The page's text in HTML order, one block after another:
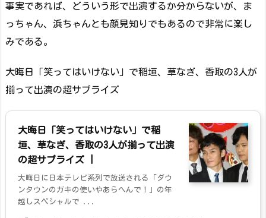
事実であれば、どういう形で出演するか分からないが、ま
っちゃん、浜ちゃんとも顔見知りでもあるので非常に楽し
みである。
大晦日「笑ってはいけない」で稲垣、草なぎ、香取の3人が
揃って出演の超サプライズ
大晦日「笑ってはいけない」で稲
垣、草なぎ、香取の3人が揃って出演
の超サプライズ |
大晦日に日本テレビ系列で放送される「ダウ
ンタウンのガキの使いやあらへんで！」の年
越しスペシャルで ...